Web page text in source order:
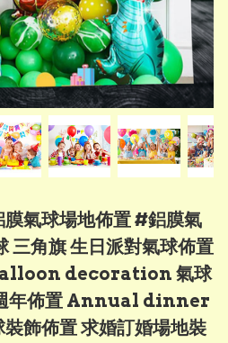
氣球場地佈置 #鋁膜氣
三角旗 生日派對氣球佈置
decoration 氣球
年佈置 Annual dinner
飾佈置 求婚訂婚場地裝